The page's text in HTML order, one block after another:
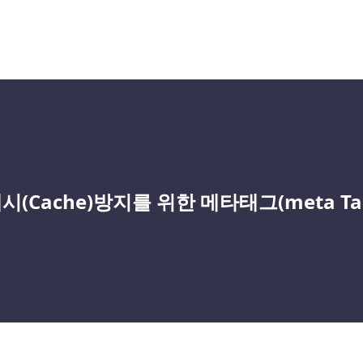
(Cache)방지를 위한 메타태그(meta